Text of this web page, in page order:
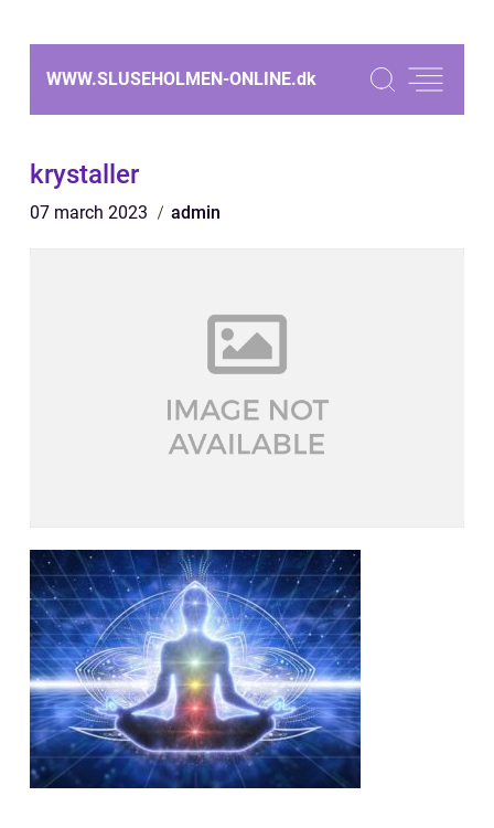
WWW.SLUSEHOLMEN-ONLINE.dk
krystaller
07 march 2023 admin